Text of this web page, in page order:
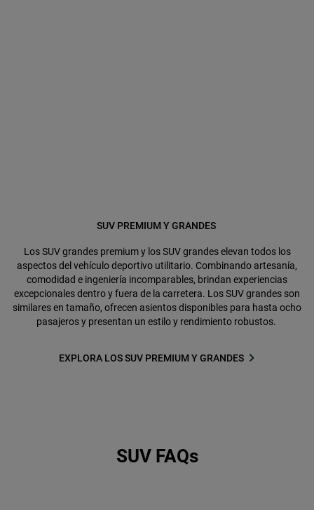
SUV PREMIUM Y GRANDES
Los SUV grandes premium y los SUV grandes elevan todos los
aspectos del vehículo deportivo utilitario. Combinando artesanía,
comodidad e ingeniería incomparables, brindan experiencias
excepcionales dentro y fuera de la carretera. Los SUV grandes son
similares en tamaño, ofrecen asientos disponibles para hasta ocho
pasajeros y presentan un estilo y rendimiento robustos.
EXPLORA LOS SUV PREMIUM Y GRANDES
SUV FAQs